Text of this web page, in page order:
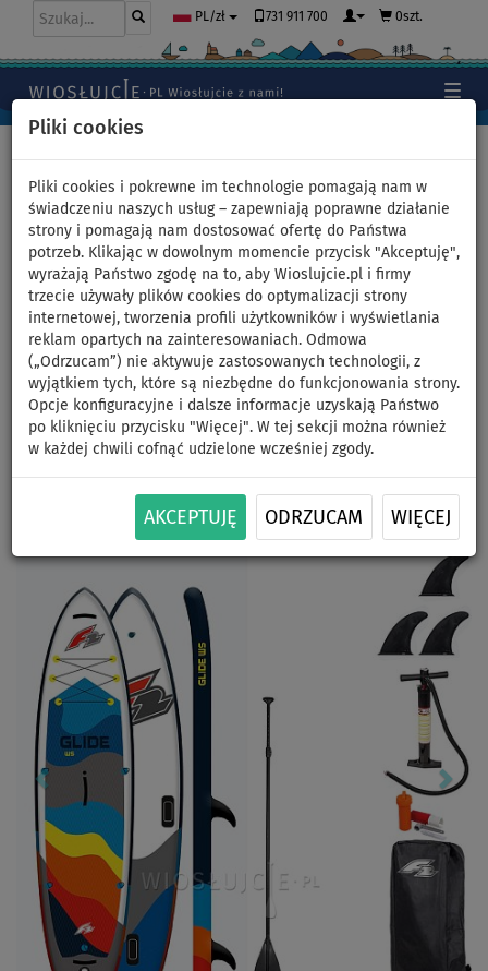
Pliki cookies
Pliki cookies i pokrewne im technologie pomagają nam w
świadczeniu naszych usług – zapewniają poprawne działanie
strony i pomagają nam dostosować ofertę do Państwa
potrzeb. Klikając w dowolnym momencie przycisk "Akceptuję",
wyrażają Państwo zgodę na to, aby Wioslujcie.pl i firmy
trzecie używały plików cookies do optymalizacji strony
internetowej, tworzenia profili użytkowników i wyświetlania
reklam opartych na zainteresowaniach. Odmowa
(„Odrzucam”) nie aktywuje zastosowanych technologii, z
wyjątkiem tych, które są niezbędne do funkcjonowania strony.
Opcje konfiguracyjne i dalsze informacje uzyskają Państwo
po kliknięciu przycisku "Więcej". W tej sekcji można również
w każdej chwili cofnąć udzielone wcześniej zgody.
AKCEPTUJĘ ODRZUCAM WIĘCEJ
PL/zł 731 911 700 0szt.
Deska SUP F2 GLIDE
WINDSURF 11'7 GREY z
wiosłem - pompowany
paddleboard i windsurfing -
wariant: zestaw podstawowy
DO
WIOSŁO W
DARMOWA
Next